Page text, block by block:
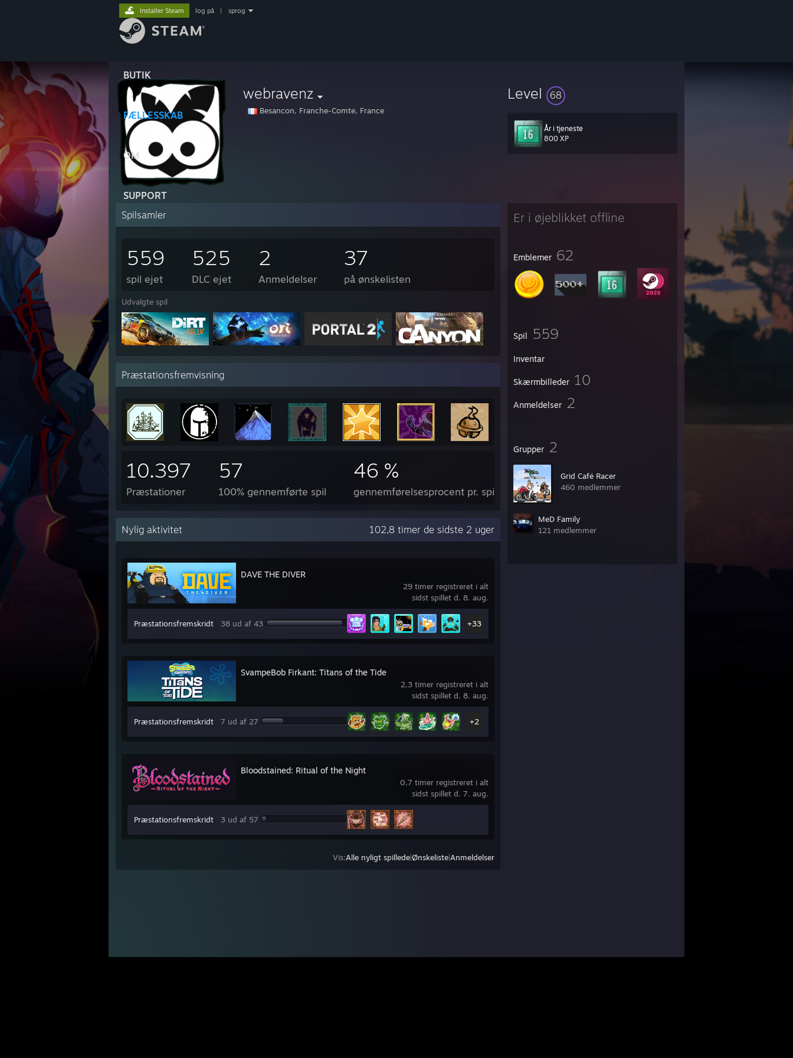
BUTIK
FÆLLESSKAB
OM
SUPPORT
Installer Steam log på sprog
webravenz
Besancon, Franche-Comte, France
Level 68
År i tjeneste
800 XP
Er i øjeblikket offline
Emblemer 62
Spil 559
Inventar
Skærmbilleder 10
Anmeldelser 2
Grupper 2
Grid Café Racer
460 medlemmer
MeD Family
121 medlemmer
Spilsamler
559
spil ejet
525
DLC ejet
2
Anmeldelser
37
på ønskelisten
Udvalgte spil
Præstationsfremvisning
10.397
Præstationer
57
100% gennemførte spil
46 %
gennemførelsesprocent pr. spil (gns.)
Nylig aktivitet 102,8 timer de sidste 2 uger
29 timer registreret i alt
sidst spillet d. 8. aug.
DAVE THE DIVER
Præstationsfremskridt 38 ud af 43 +33
2,3 timer registreret i alt
sidst spillet d. 8. aug.
SvampeBob Firkant: Titans of the Tide
Præstationsfremskridt 7 ud af 27 +2
0,7 timer registreret i alt
sidst spillet d. 7. aug.
Bloodstained: Ritual of the Night
Præstationsfremskridt 3 ud af 57
Vis:Alle nyligt spilledeØnskeliste Anmeldelser